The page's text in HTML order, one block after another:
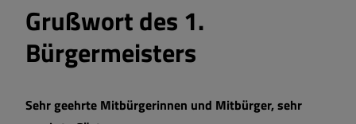
Grußwort des 1.
Bürgermeisters
Sehr geehrte Mitbürgerinnen und Mitbürger, sehr